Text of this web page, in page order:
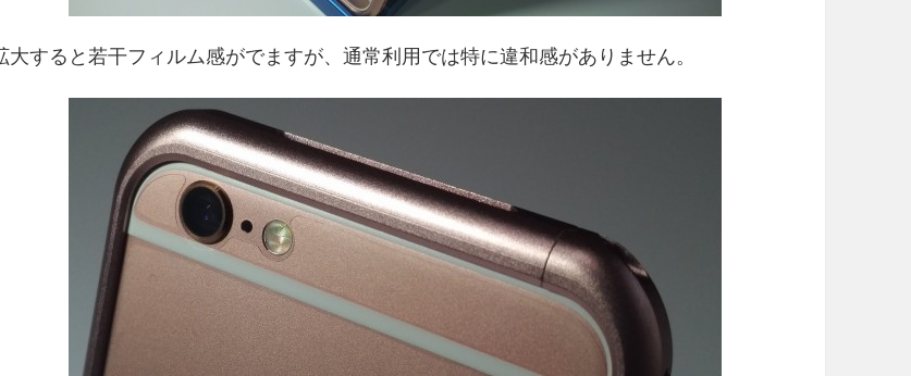
大すると若干フィルム感がでますが、通常利用では特に違和感がありません。